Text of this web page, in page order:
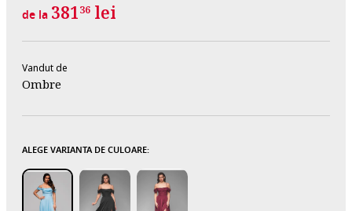
de la 38136 lei
Vandut de
Ombre
ALEGE VARIANTA DE CULOARE: